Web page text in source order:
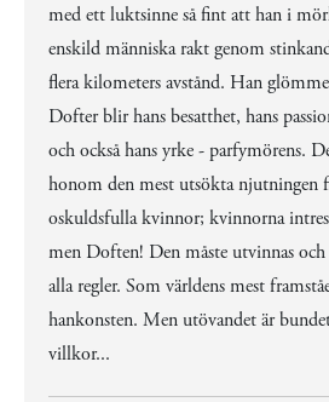
med ett luktsinne så fint att han i
enskild människa rakt genom
flera kilometers avstånd. Han
Dofter blir hans besatthet, hans
och också hans yrke - parfymörens.
honom den mest utsökta njutningen
oskuldsfulla kvinnor; kvinnorna
men Doften! Den måste utvinnas
alla regler. Som världens mest
hankonsten. Men utövandet är
villkor...